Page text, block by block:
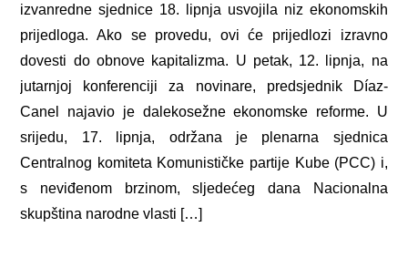
izvanredne sjednice 18. lipnja usvojila niz ekonomskih
prijedloga. Ako se provedu, ovi će prijedlozi izravno
dovesti do obnove kapitalizma. U petak, 12. lipnja, na
jutarnjoj konferenciji za novinare, predsjednik Díaz-
Canel najavio je dalekosežne ekonomske reforme. U
srijedu, 17. lipnja, održana je plenarna sjednica
Centralnog komiteta Komunističke partije Kube (PCC) i,
s neviđenom brzinom, sljedećeg dana Nacionalna
skupština narodne vlasti […]